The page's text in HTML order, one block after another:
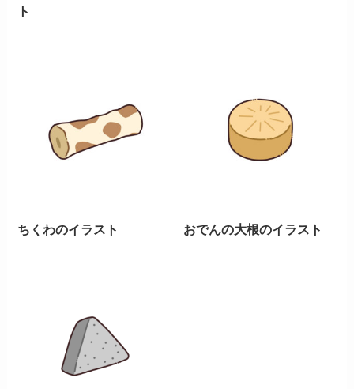
ト
ちくわのイラスト おでんの大根のイラスト